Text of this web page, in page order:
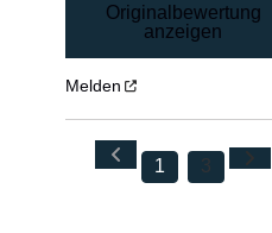
Originalbewertung
anzeigen
Melden
1 3